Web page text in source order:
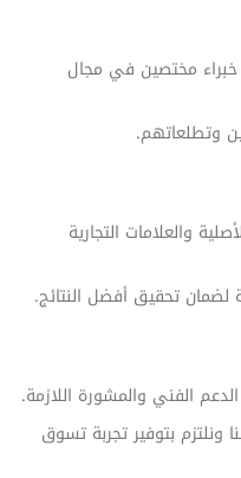
خبراء مختصين في مجال
وتطلعاتهم.
والعلامات التجارية
لضمان تحقيق أفضل النتائج.
الفني والمشورة اللازمة.
ونلتزم بتوفير تجربة تسوق